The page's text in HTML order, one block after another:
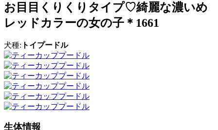
お目目くりくりタイプ♡綺麗な濃いめ
レッドカラーの女の子＊1661
犬種: トイプードル
生体情報